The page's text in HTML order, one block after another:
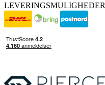
LEVERINGSMULIGHEDER